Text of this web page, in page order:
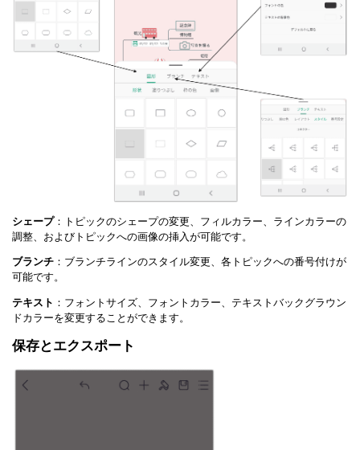
シェープ：トピックのシェープの変更、フィルカラー、ラインカラーの
調整、およびトピックへの画像の挿入が可能です。
ブランチ ：ブランチラインのスタイル変更、各トピックへの番号付けが
可能です。
テキスト ：フォントサイズ、フォントカラー、テキストバックグラウン
ドカラーを変更することができます。
保存とエクスポート